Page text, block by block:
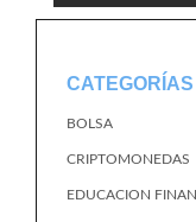
CATEGORÍAS
BOLSA
CRIPTOMONEDAS
EDUCACION